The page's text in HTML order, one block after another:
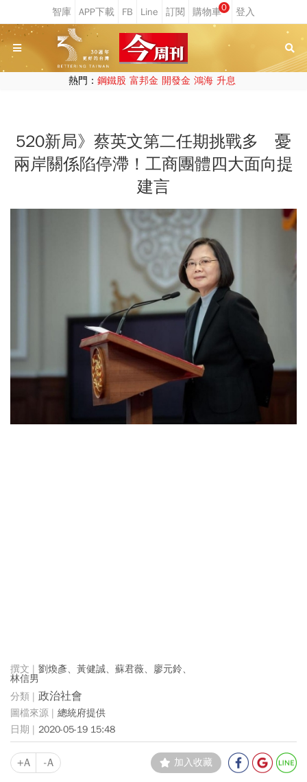
0
熱門： 鋼鐵股 富邦金 開發金 鴻海 升息
520新局》蔡英文第二任期挑戰多 憂
兩岸關係陷停滯！工商團體四大面向提
建言
劉煥彥、黃健誠、蘇君薇、廖元鈴、
林信男
政治社會
總統府提供
2020-05-19 15:48
+A -A 加入收藏